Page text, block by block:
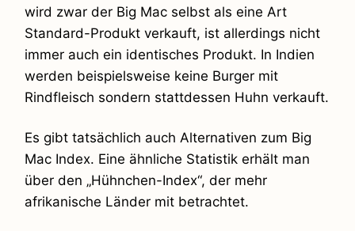
wird zwar der Big Mac selbst als eine Art
Standard-Produkt verkauft, ist allerdings nicht
immer auch ein identisches Produkt. In Indien
werden beispielsweise keine Burger mit
Rindfleisch sondern stattdessen Huhn verkauft.
Es gibt tatsächlich auch Alternativen zum Big
Mac Index. Eine ähnliche Statistik erhält man
über den „Hühnchen-Index“, der mehr
afrikanische Länder mit betrachtet.